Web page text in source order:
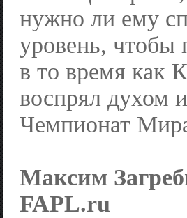
нужно ли ему
уровень, чтобы
в то время как
воспрял духом
Чемпионат
Максим
FAPL.ru